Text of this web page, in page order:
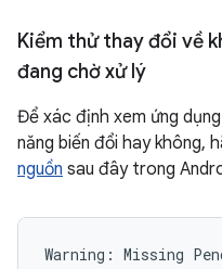
Kiểm thử thay đổi về
đang chờ xử lý
Để xác định xem ứng
năng biến đổi hay không,
nguồn sau đây trong